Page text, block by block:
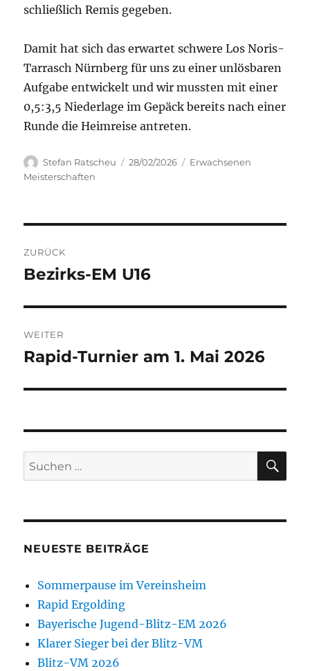
schließlich Remis gegeben.
Damit hat sich das erwartet schwere Los Noris-
Tarrasch Nürnberg für uns zu einer unlösbaren
Aufgabe entwickelt und wir mussten mit einer
0,5:3,5 Niederlage im Gepäck bereits nach einer
Runde die Heimreise antreten.
Autor
Stefan Ratscheu
Veröffentlicht
28/02/2026 Kategorien
Erwachsenen
Meisterschaften
ZURÜCK
Vorheriger
Bezirks-EM U16
WEITER
Nächster
Rapid-Turnier am 1. Mai 2026
Suchen
nach:
NEUESTE BEITRÄGE
Sommerpause im Vereinsheim
Rapid Ergolding
Bayerische Jugend-Blitz-EM 2026
Klarer Sieger bei der Blitz-VM
Blitz-VM 2026